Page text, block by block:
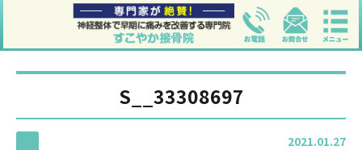
S__33308697
2021.01.27